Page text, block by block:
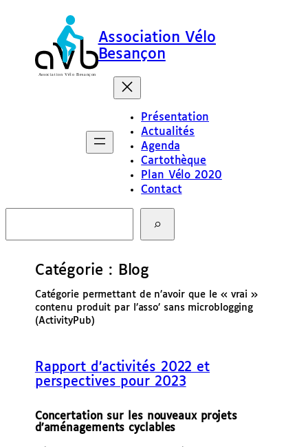
Association Vélo
Besançon
Présentation
Actualités
Agenda
Cartothèque
Plan Vélo 2020
Contact
c
Catégorie : Blog
Catégorie permettant de n’avoir que le « vrai »
contenu produit par l’asso’ sans microblogging
(ActivityPub)
Rapport d’activités 2022 et
perspectives pour 2023
Concertation sur les nouveaux projets
d’aménagements cyclables